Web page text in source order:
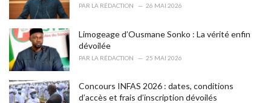
PAR LA RÉDACTION 26 MAI 2026
Limogeage d’Ousmane Sonko : La vérité enfin
dévoilée
PAR LA RÉDACTION 25 MAI 2026
Concours INFAS 2026 : dates, conditions
d’accès et frais d’inscription dévoilés